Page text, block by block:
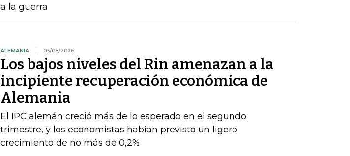
a la guerra
ALEMANIA 03/08/2026
Los bajos niveles del Rin amenazan a la
incipiente recuperación económica de
Alemania
El IPC alemán creció más de lo esperado en el segundo
trimestre, y los economistas habían previsto un ligero
crecimiento de no más de 0,2%